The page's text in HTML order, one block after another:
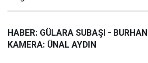
HABER: GÜLARA SUBAŞI -
KAMERA: ÜNAL AYDIN